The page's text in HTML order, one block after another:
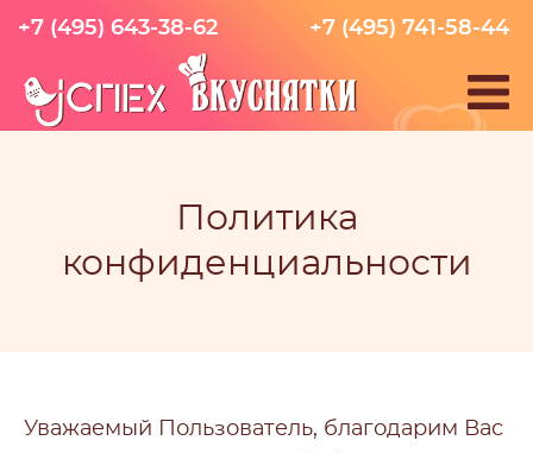
+7 (495) 643-38-62 +7 (495) 741-58-44
Политика
конфиденциальности
Уважаемый Пользователь, благодарим Вас